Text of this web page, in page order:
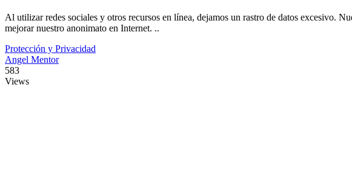
Al utilizar redes sociales y otros recursos en línea, dejamos un rastro de datos excesivo.
mejorar nuestro anonimato en Internet. ..
Protección y Privacidad
Angel Mentor
583
Views